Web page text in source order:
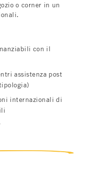
o corner in un
con il
assistenza post
internazionali di